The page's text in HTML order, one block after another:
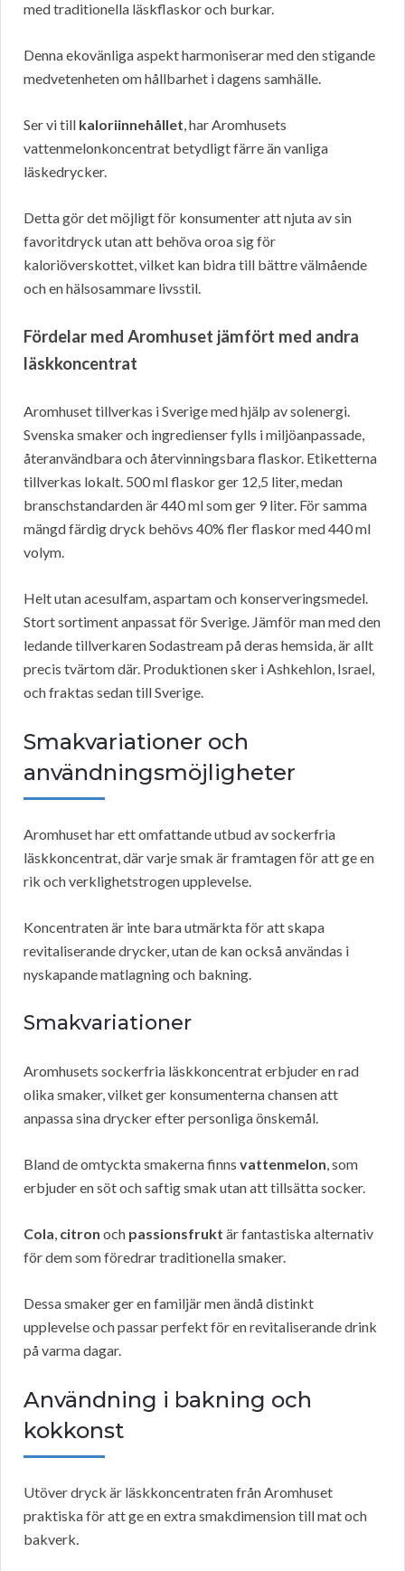
med traditionella läskflaskor och burkar.
Denna ekovänliga aspekt harmoniserar med den stigande
medvetenheten om hållbarhet i dagens samhälle.
Ser vi till kaloriinnehållet, har Aromhusets
vattenmelonkoncentrat betydligt färre än vanliga
läskedrycker.
Detta gör det möjligt för konsumenter att njuta av sin
favoritdryck utan att behöva oroa sig för
kaloriöverskottet, vilket kan bidra till bättre välmående
och en hälsosammare livsstil.
Fördelar med Aromhuset jämfört med andra
läskkoncentrat
Aromhuset tillverkas i Sverige med hjälp av solenergi.
Svenska smaker och ingredienser fylls i miljöanpassade,
återanvändbara och återvinningsbara flaskor. Etiketterna
tillverkas lokalt. 500 ml flaskor ger 12,5 liter, medan
branschstandarden är 440 ml som ger 9 liter. För samma
mängd färdig dryck behövs 40% fler flaskor med 440 ml
volym.
Helt utan acesulfam, aspartam och konserveringsmedel.
Stort sortiment anpassat för Sverige. Jämför man med den
ledande tillverkaren Sodastream på deras hemsida, är allt
precis tvärtom där. Produktionen sker i Ashkehlon, Israel,
och fraktas sedan till Sverige.
Smakvariationer och
användningsmöjligheter
Aromhuset har ett omfattande utbud av sockerfria
läskkoncentrat, där varje smak är framtagen för att ge en
rik och verklighetstrogen upplevelse.
Koncentraten är inte bara utmärkta för att skapa
revitaliserande drycker, utan de kan också användas i
nyskapande matlagning och bakning.
Smakvariationer
Aromhusets sockerfria läskkoncentrat erbjuder en rad
olika smaker, vilket ger konsumenterna chansen att
anpassa sina drycker efter personliga önskemål.
Bland de omtyckta smakerna finns vattenmelon, som
erbjuder en söt och saftig smak utan att tillsätta socker.
Cola, citron och passionsfrukt är fantastiska alternativ
för dem som föredrar traditionella smaker.
Dessa smaker ger en familjär men ändå distinkt
upplevelse och passar perfekt för en revitaliserande drink
på varma dagar.
Användning i bakning och
kokkonst
Utöver dryck är läskkoncentraten från Aromhuset
praktiska för att ge en extra smakdimension till mat och
bakverk.